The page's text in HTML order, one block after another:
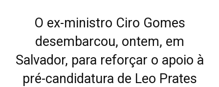
O ex-ministro Ciro Gomes
desembarcou, ontem, em
Salvador, para reforçar o apoio à
pré-candidatura de Leo Prates